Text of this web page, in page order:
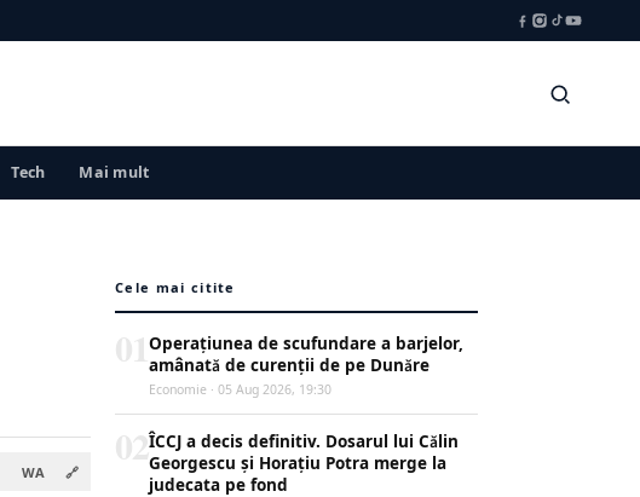
Tech Mai mult
WA 🔗
Cele mai citite
Operațiunea de scufundare a barjelor,
amânată de curenții de pe Dunăre
Economie · 05 Aug 2026, 19:30
ÎCCJ a decis definitiv. Dosarul lui Călin
Georgescu și Horațiu Potra merge la
judecata pe fond